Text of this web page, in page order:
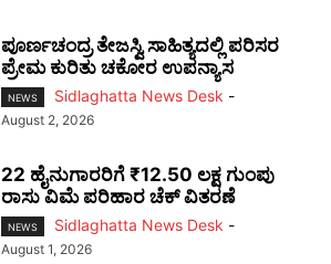
ಪೂರ್ಣಚಂದ್ರ ತೇಜಸ್ವಿ ಸಾಹಿತ್ಯದಲ್ಲಿ ಪರಿಸರ
ಪ್ರೇಮ ಕುರಿತು ಚಕೋರ ಉಪನ್ಯಾಸ
NEWS Sidlaghatta News Desk -
August 2, 2026
22 ಹೈನುಗಾರರಿಗೆ ₹12.50 ಲಕ್ಷ ಗುಂಪು
ರಾಸು ವಿಮೆ ಪರಿಹಾರ ಚೆಕ್ ವಿತರಣೆ
NEWS Sidlaghatta News Desk -
August 1, 2026